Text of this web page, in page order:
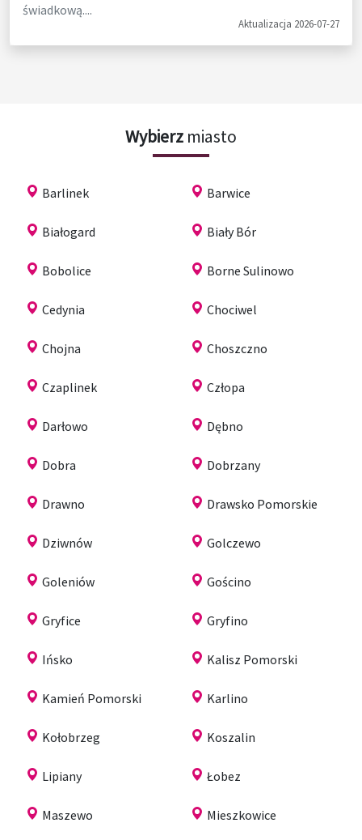
świadkową....
Aktualizacja 2026-07-27
Wybierz miasto
Barlinek Barwice
Białogard Biały Bór
Bobolice Borne Sulinowo
Cedynia Chociwel
Chojna Choszczno
Czaplinek Człopa
Darłowo Dębno
Dobra Dobrzany
Drawno Drawsko Pomorskie
Dziwnów Golczewo
Goleniów Gościno
Gryfice Gryfino
Ińsko Kalisz Pomorski
Kamień Pomorski Karlino
Kołobrzeg Koszalin
Lipiany Łobez
Maszewo Mieszkowice